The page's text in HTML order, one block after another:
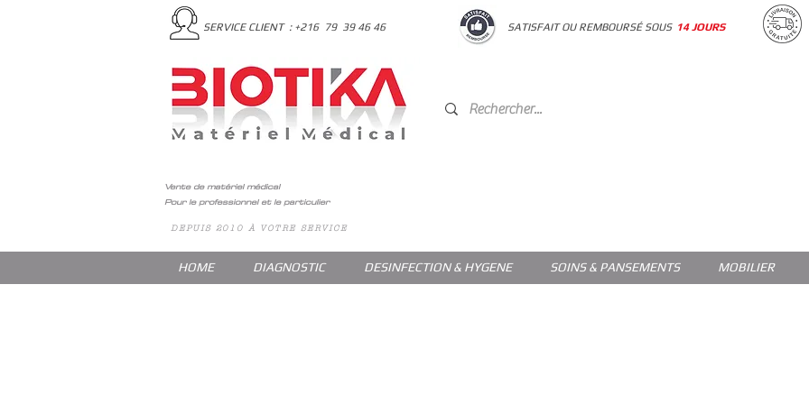
SERVICE CLIENT : +216 79 39 46 46 SATISFAIT OU REMBOURSÉ SOUS 14 JOURS
Vente de matériel médical
Pour le professionnel et le particulier
DEPUIS 2010 À VOTRE SERVICE
HOME DIAGNOSTIC DESINFECTION & HYGENE SOINS & PANSEMENTS MOBILIER